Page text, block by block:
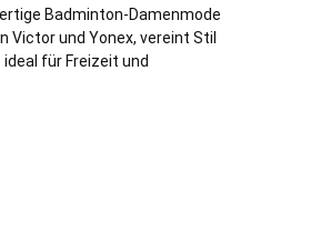
Badminton-Damenmode
Victor und Yonex, vereint Stil
für Freizeit und